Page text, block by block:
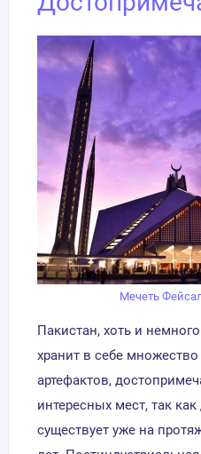
Мечеть
Пакистан, хоть и
хранит в себе множество
артефактов,
интересных мест, так
существует уже на